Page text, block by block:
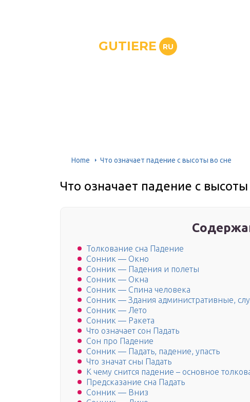
GUTIERE RU
Home Что означает падение с высоты во сне
Что означает падение с высоты
Толкование сна Падение
Сонник — Окно
Сонник — Падения и полеты
Сонник — Окна
Сонник — Спина человека
Сонник — Здания административные,
Сонник — Лето
Сонник — Ракета
Что означает сон Падать
Сон про Падение
Сонник — Падать, падение, упасть
Что значат сны Падать
К чему снится падение – основное
Предсказание сна Падать
Сонник — Вниз